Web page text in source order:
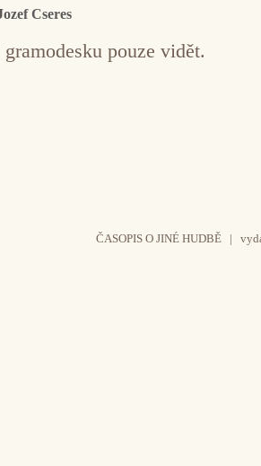
Cseres
pouze vidět.
ČASOPIS O JINÉ HUDBĚ |